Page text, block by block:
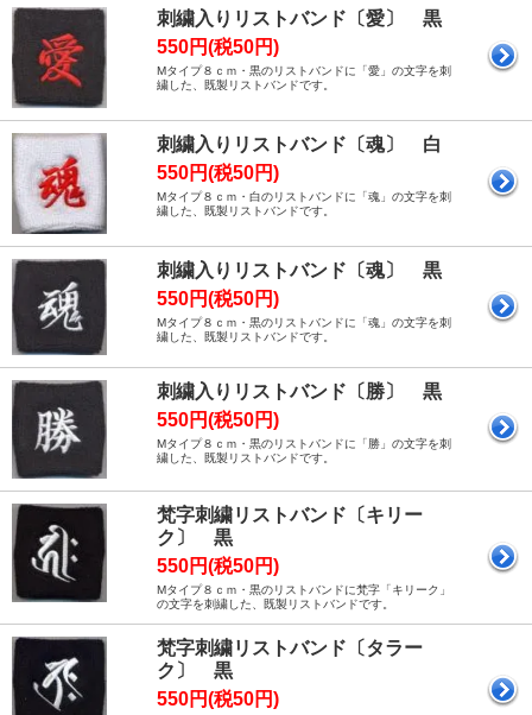
刺繍入りリストバンド〔愛〕 黒
550円(税50円)
Mタイプ８ｃｍ・黒のリストバンドに「愛」の文字を刺
繍した、既製リストバンドです。
刺繍入りリストバンド〔魂〕 白
550円(税50円)
Mタイプ８ｃｍ・白のリストバンドに「魂」の文字を刺
繍した、既製リストバンドです。
刺繍入りリストバンド〔魂〕 黒
550円(税50円)
Mタイプ８ｃｍ・黒のリストバンドに「魂」の文字を刺
繍した、既製リストバンドです。
刺繍入りリストバンド〔勝〕 黒
550円(税50円)
Mタイプ８ｃｍ・黒のリストバンドに「勝」の文字を刺
繍した、既製リストバンドです。
梵字刺繍リストバンド〔キリー
ク〕 黒
550円(税50円)
Mタイプ８ｃｍ・黒のリストバンドに梵字「キリーク」
の文字を刺繍した、既製リストバンドです。
梵字刺繍リストバンド〔タラー
ク〕 黒
550円(税50円)